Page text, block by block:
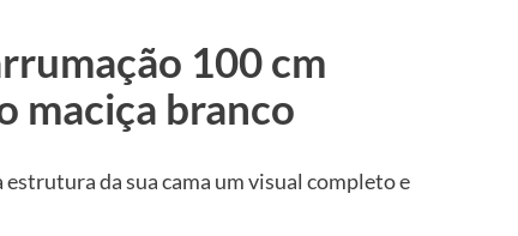
100 cm
maciça branco
estrutura da sua cama um visual completo e